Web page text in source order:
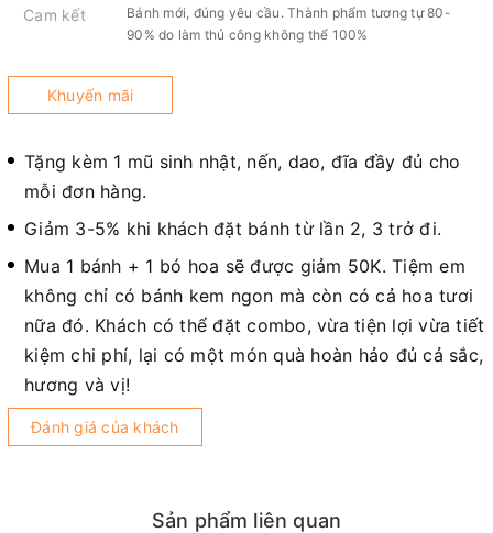
Cam kết
Bánh mới, đúng yêu cầu. Thành phẩm tương tự 80-
90% do làm thủ công không thể 100%
Khuyến mãi
Tặng kèm 1 mũ sinh nhật, nến, dao, đĩa đầy đủ cho
mỗi đơn hàng.
Giảm 3-5% khi khách đặt bánh từ lần 2, 3 trở đi.
Mua 1 bánh + 1 bó hoa sẽ được giảm 50K. Tiệm em
không chỉ có bánh kem ngon mà còn có cả hoa tươi
nữa đó. Khách có thể đặt combo, vừa tiện lợi vừa tiết
kiệm chi phí, lại có một món quà hoàn hảo đủ cả sắc,
hương và vị!
Đánh giá của khách
Sản phẩm liên quan